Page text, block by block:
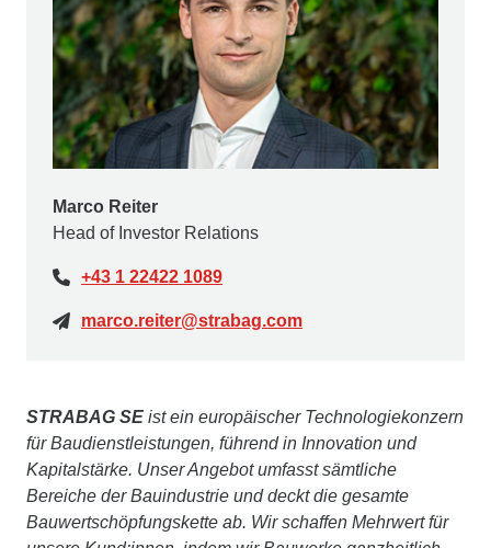
Marco Reiter
Head of Investor Relations
+43 1 22422 1089
marco.reiter@strabag.com
STRABAG SE ist ein europäischer Technologiekonzern
für Baudienstleistungen, führend in Innovation und
Kapitalstärke. Unser Angebot umfasst sämtliche
Bereiche der Bauindustrie und deckt die gesamte
Bauwertschöpfungskette ab. Wir schaffen Mehrwert für